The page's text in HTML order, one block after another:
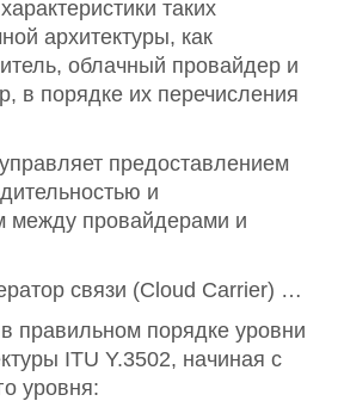
таких
архитектуры, как
облачный провайдер и
в порядке их перечисления
предоставлением
и
между провайдерами и
связи (Cloud Carrier) …
правильном порядке уровни
ITU Y.3502, начиная с
уровня: